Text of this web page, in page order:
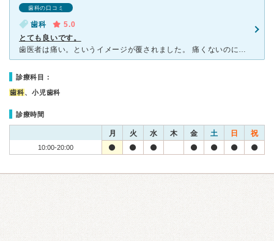
歯科の口コミ
歯科
5.0
とても良いです。
歯医者は痛い。というイメージが覆されました。 痛くないのに、きちんと施術してくれて悩んでいる箇所は全て治してくださりました。 西友の中にひっそりとある病院なので、行くのに少し勇気がいりましたが、す
診療科目：
歯科、小児歯科
診療時間
月 火 水 木 金 土 日 祝
10:00-20:00